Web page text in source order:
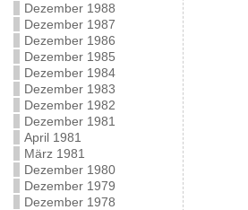
Dezember 1988
Dezember 1987
Dezember 1986
Dezember 1985
Dezember 1984
Dezember 1983
Dezember 1982
Dezember 1981
April 1981
März 1981
Dezember 1980
Dezember 1979
Dezember 1978